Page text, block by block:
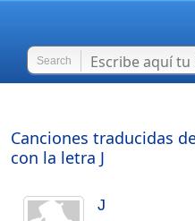
Search
Canciones traducidas
con la letra J
J